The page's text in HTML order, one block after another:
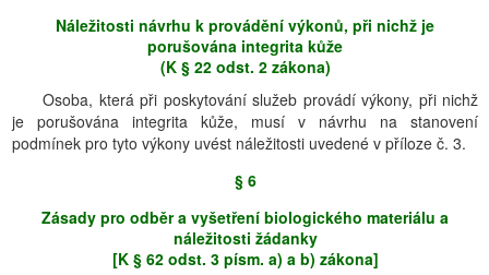
Náležitosti návrhu k provádění výkonů, při nichž je
porušována integrita kůže
(K § 22 odst. 2 zákona)
Osoba, která při poskytování služeb provádí výkony, při nichž
je porušována integrita kůže, musí v návrhu na stanovení
podmínek pro tyto výkony uvést náležitosti uvedené v příloze č. 3.
§ 6
Zásady pro odběr a vyšetření biologického materiálu a
náležitosti žádanky
[K § 62 odst. 3 písm. a) a b) zákona]